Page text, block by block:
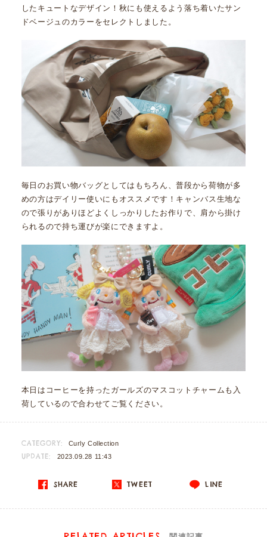
したキュートなデザイン！秋にも使えるよう落ち着いたサン
ドベージュのカラーをセレクトしました。
毎日のお買い物バッグとしてはもちろん、普段から荷物が多
めの方はデイリー使いにもオススメです！キャンバス生地な
ので張りがありほどよくしっかりしたお作りで、肩から掛け
られるので持ち運びが楽にできますよ。
本日はコーヒーを持ったガールズのマスコットチャームも入
荷しているので合わせてご覧ください。
CATEGORY: Curly Collection
UPDATE: 2023.09.28 11:43
SHARE TWEET LINE